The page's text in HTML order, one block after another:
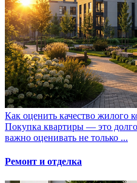
Как оценить качество жилого
Покупка квартиры — это
важно оценивать не только ...
Ремонт и отделка